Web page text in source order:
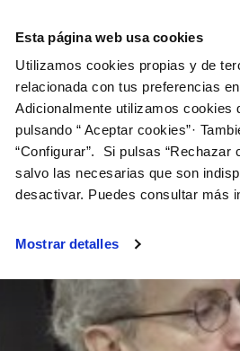
Esta página web usa cookies
Utilizamos cookies propias y de
relacionada con tus preferencias
Adicionalmente utilizamos
pulsando “ Aceptar cookies”·
“Configurar”. Si pulsas
salvo las necesarias que son
desactivar. Puedes consultar más
Mostrar detalles
QUIÉNES SOMOS QUÉ